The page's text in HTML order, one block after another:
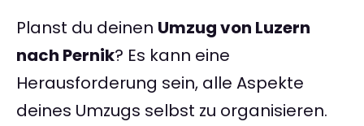
Planst du deinen Umzug von Luzern
nach Pernik? Es kann eine
Herausforderung sein, alle Aspekte
deines Umzugs selbst zu organisieren.